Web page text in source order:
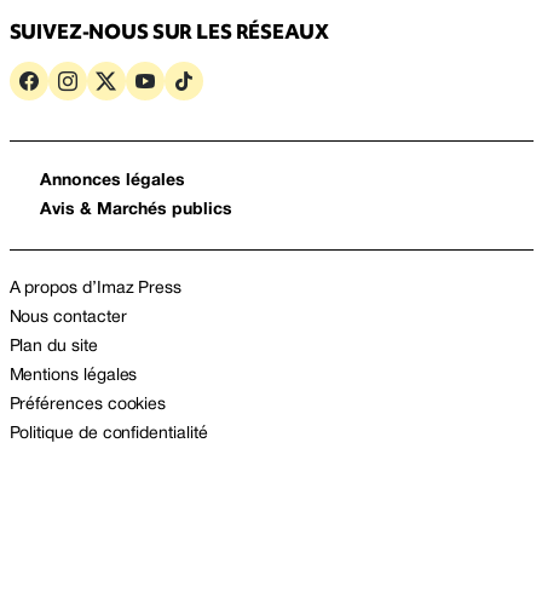
SUIVEZ-NOUS SUR LES RÉSEAUX
Annonces légales
Avis & Marchés publics
A propos d’Imaz Press
Nous contacter
Plan du site
Mentions légales
Préférences cookies
Politique de confidentialité